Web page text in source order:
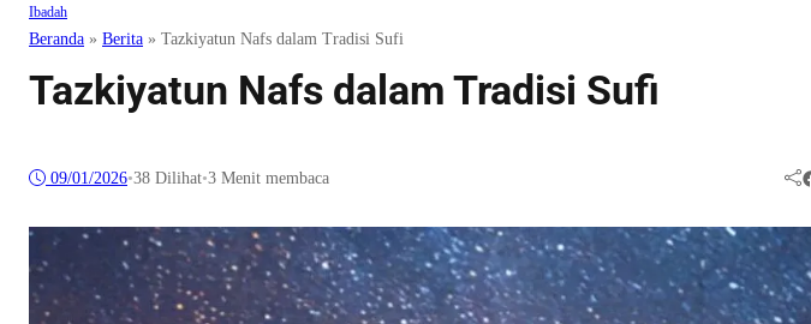
Ibadah
Beranda » Berita » Tazkiyatun Nafs dalam Tradisi Sufi
Tazkiyatun Nafs dalam Tradisi Sufi
09/01/2026•38 Dilihat•3 Menit membaca Facebook